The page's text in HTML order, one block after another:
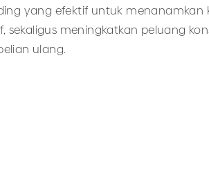
yang efektif untuk menanamkan
sekaligus meningkatkan peluang
ulang.